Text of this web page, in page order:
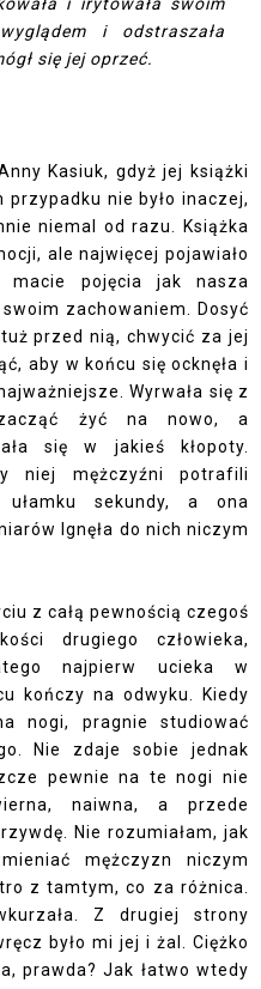
i odstraszała
się jej oprzeć.
Kasiuk, gdyż jej książki
przypadku nie było inaczej,
niemal od razu. Książka
ale najwięcej pojawiało
pojęcia jak nasza
zachowaniem. Dosyć
przed nią, chwycić za jej
aby w końcu się ocknęła i
Wyrwała się z
żyć na nowo, a
się w jakieś kłopoty.
niej mężczyźni potrafili
sekundy, a ona
lgnęła do nich niczym
z całą pewnością czegoś
drugiego człowieka,
najpierw ucieka w
kończy na odwyku. Kiedy
nogi, pragnie studiować
Nie zdaje sobie jednak
pewnie na te nogi nie
naiwna, a przede
Nie rozumiałam, jak
mężczyzn niczym
z tamtym, co za różnica.
Z drugiej strony
było mi jej i żal. Ciężko
prawda? Jak łatwo wtedy